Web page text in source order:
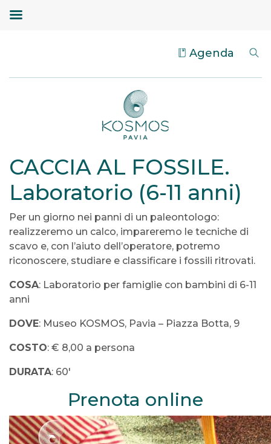
Agenda
CACCIA AL FOSSILE.
Laboratorio (6-11 anni)
Per un giorno nei panni di un paleontologo:
realizzeremo un calco, impareremo le tecniche di
scavo e, con l’aiuto dell’operatore, potremo
riconoscere, studiare e classificare i fossili ritrovati.
COSA: Laboratorio per famiglie con bambini di 6-11
anni
DOVE: Museo KOSMOS, Pavia – Piazza Botta, 9
COSTO: € 8,00 a persona
DURATA: 60′
Prenota online